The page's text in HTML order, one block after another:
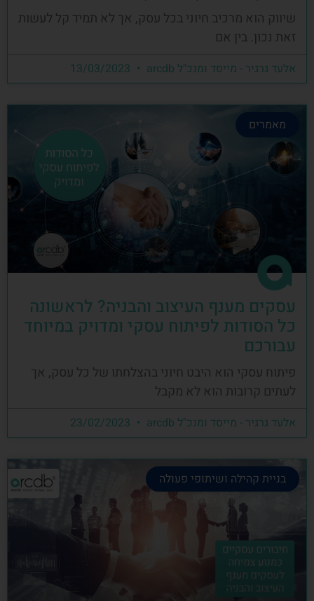
שיווק הוא מרכיב חיוני בכל עסק, אך לא תמיד קל לעשות
זאת נכון. בין אם
אלעד גרגיר - מייסד ומנכ"ל arcdb
מאמרים
עסקים מענף העיצוב והבניה? לראשונה
כל הסודות לפיתוח עסקי ומדויק במיוחד
עבורכם
פיתוח עסקי הוא היבט חיוני בהצלחתו של כל עסק, אך
לעתים קרובות הוא לא מקבל
אלעד גרגיר - מייסד ומנכ"ל arcdb
בניית קהילה ושיתופי פעולה